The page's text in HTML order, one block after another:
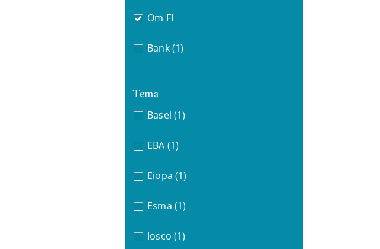
Om FI
Bank (1)
Tema
Basel (1)
EBA (1)
Eiopa (1)
Esma (1)
Iosco (1)